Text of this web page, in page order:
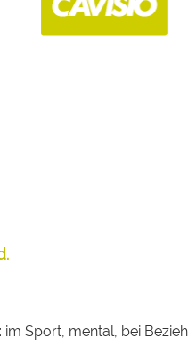
Sport, mental, bei